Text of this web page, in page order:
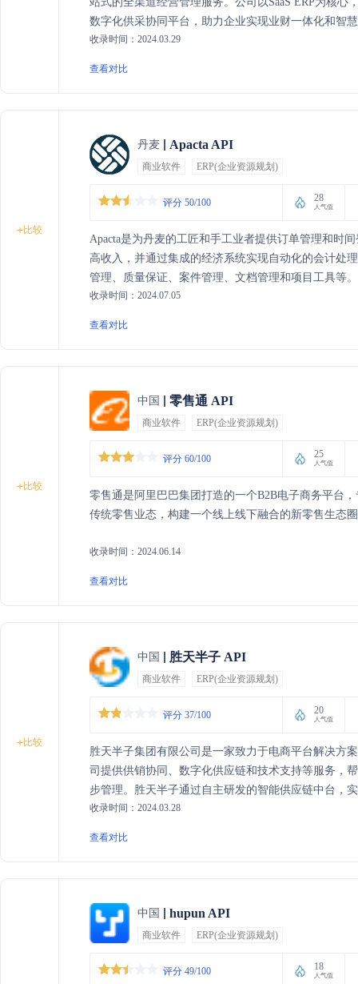
数字化供采协同平台，助力企业实现业财一体化和智
体系，为商家提供稳定、灵活、可扩展的电商ERP系
收录时间：2024.03.29
查看对比
+比较
丹麦 Apacta API
商业软件 ERP(企业资源规划)
评分 50/100 28
人气值
Apacta是为丹麦的工匠和手工业者提供订单管理和时
高收入，并通过集成的经济系统实现自动化的会计处
管理、质量保证、案件管理、文档管理和项目工具等。
收录时间：2024.07.05
查看对比
+比较
中国 零售通 API
商业软件 ERP(企业资源规划)
评分 60/100 25
人气值
零售通是阿里巴巴集团打造的一个B2B电子商务平台
传统零售业态，构建一个线上线下融合的新零售生态
收录时间：2024.06.14
查看对比
+比较
中国 胜天半子 API
商业软件 ERP(企业资源规划)
评分 37/100 20
人气值
胜天半子集团有限公司是一家致力于电商平台解决方
司提供供销协同、数字化供应链和技术支持等服务，
步管理。胜天半子通过自主研发的智能供应链中台，
增效。公司总部位于北京市丰台区诺德中心，联系电话
收录时间：2024.03.28
查看对比
中国 hupun API
商业软件 ERP(企业资源规划)
评分 49/100 18
人气值